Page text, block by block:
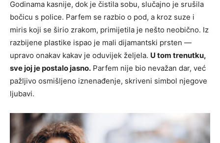
Godinama kasnije, dok je čistila sobu, slučajno je srušila
bočicu s police. Parfem se razbio o pod, a kroz suze i
miris koji se širio zrakom, primijetila je nešto neobično. Iz
razbijene plastike ispao je mali dijamantski prsten —
upravo onakav kakav je oduvijek željela. U tom trenutku,
sve joj je postalo jasno. Parfem nije bio nevažan dar, već
pažljivo osmišljeno iznenađenje, skriveni simbol njegove
ljubavi.